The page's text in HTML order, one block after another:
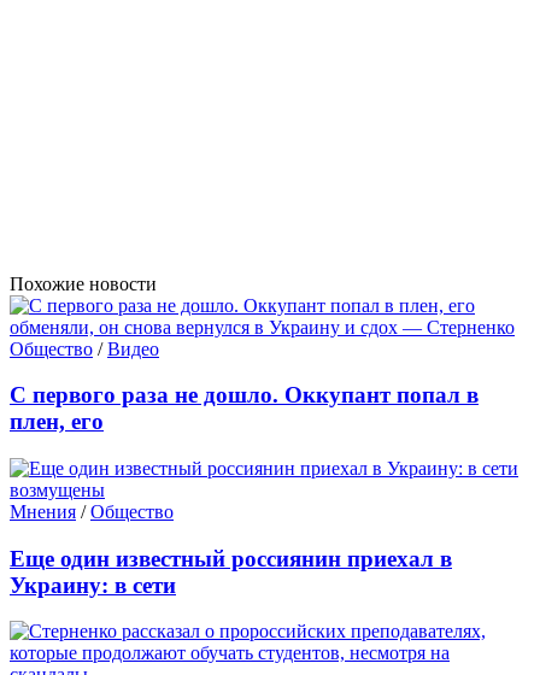
Похожие новости
Общество /Видео
С первого раза не дошло. Оккупант попал в
плен, его
Мнения /Общество
Еще один известный россиянин приехал в
Украину: в сети